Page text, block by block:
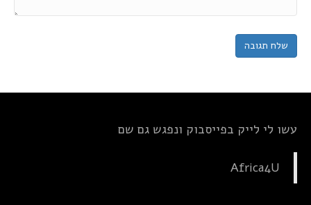
עשו לי לייק בפייסבוק ונפגש גם שם
Africa4U